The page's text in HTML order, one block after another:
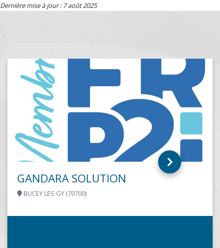
Dernière mise à jour : 7 août 2025
SOLUTIONS.COM
MAREUIL SUR LAY DISSAIS (85320)